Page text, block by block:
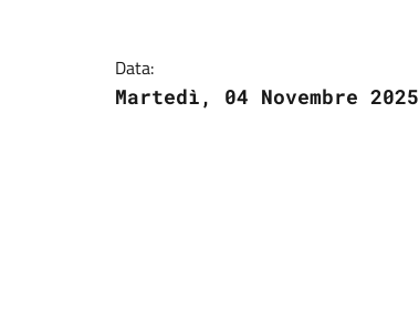
Data:
Martedì, 04 Novembre 2025